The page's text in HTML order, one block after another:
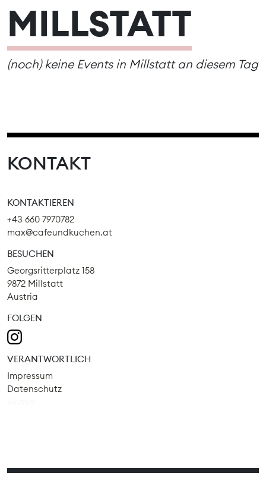
MILLSTATT
(noch) keine Events in Millstatt an diesem Tag
KONTAKT
KONTAKTIEREN
+43 660 7970782
max@cafeundkuchen.at
BESUCHEN
Georgsritterplatz 158
9872 Millstatt
Austria
FOLGEN
VERANTWORTLICH
Impressum
Datenschutz